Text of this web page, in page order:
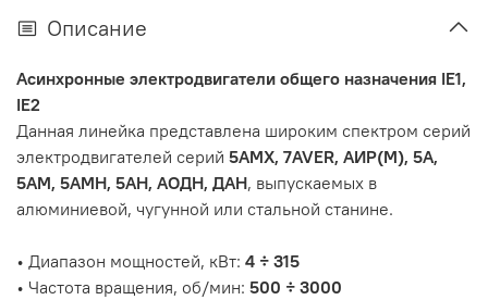
Описание
Асинхронные электродвигатели общего назначения IE1,
IE2
Данная линейка представлена широким спектром серий
электродвигателей серий 5АМХ, 7AVER, АИР(М), 5А,
5АМ, 5АМН, 5АН, АОДН, ДАН, выпускаемых в
алюминиевой, чугунной или стальной станине.
• Диапазон мощностей, кВт: 4 ÷ 315
• Частота вращения, об/мин: 500 ÷ 3000